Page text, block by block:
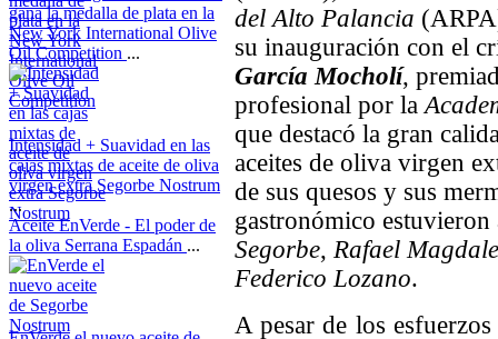
gana la medalla de plata en la
New York International Olive
Oil Competition ...
Intensidad + Suavidad en las
cajas mixtas de aceite de oliva
virgen extra Segorbe Nostrum
...
Aceite EnVerde - El poder de
la oliva Serrana Espadán ...
del Alto Palancia
su inauguración con el
García Mocholí,
profesional por la
que destacó la gran
aceites de oliva virgen
de sus quesos y sus
gastronómico
Segorbe, Rafael
Federico Lozano.
A pesar de los